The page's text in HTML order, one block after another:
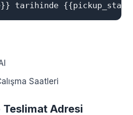
Saatleri
Teslimat Adresi